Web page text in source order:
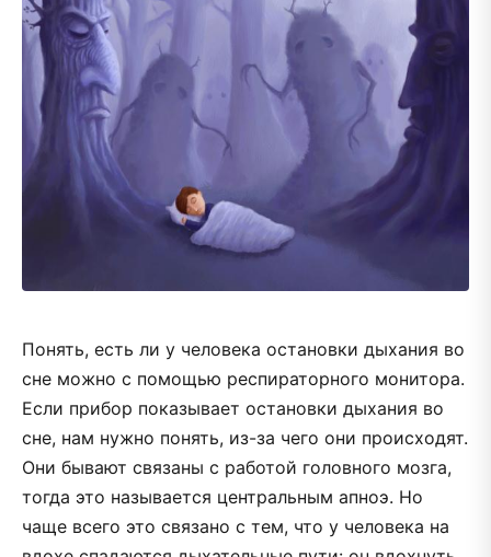
Понять, есть ли у человека остановки дыхания во
сне можно с помощью респираторного монитора.
Если прибор показывает остановки дыхания во
сне, нам нужно понять, из-за чего они происходят.
Они бывают связаны с работой головного мозга,
тогда это называется центральным апноэ. Но
чаще всего это связано с тем, что у человека на